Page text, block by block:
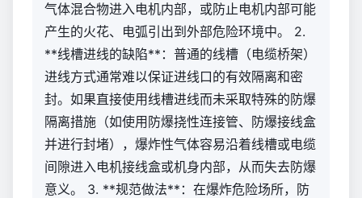
气体混合物进入电机内部，或防止电机内部可能
产生的火花、电弧引出到外部危险环境中。 2.
**线槽进线的缺陷**：普通的线槽（电缆桥架）
进线方式通常难以保证进线口的有效隔离和密
封。如果直接使用线槽进线而未采取特殊的防爆
隔离措施（如使用防爆挠性连接管、防爆接线盒
并进行封堵），爆炸性气体容易沿着线槽或电缆
间隙进入电机接线盒或机身内部，从而失去防爆
意义。 3. **规范做法**：在爆炸危险场所，防